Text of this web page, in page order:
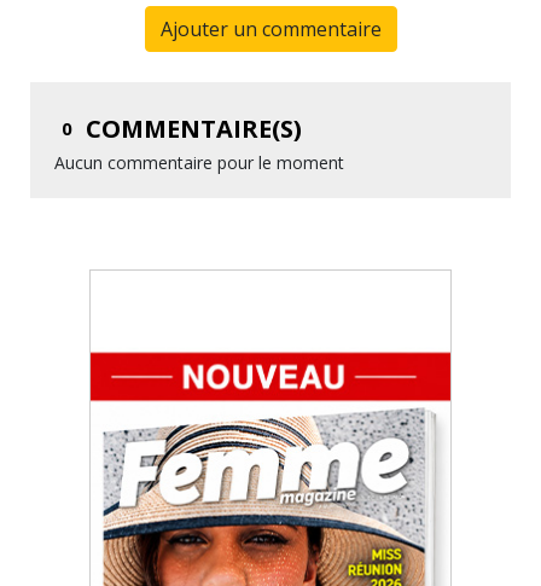
Ajouter un commentaire
0 COMMENTAIRE(S)
Aucun commentaire pour le moment